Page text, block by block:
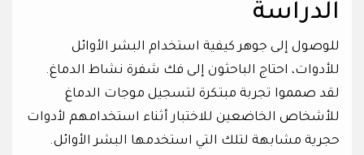
الدراسة
للوصول إلى جوهر كيفية استخدام البشر الأوائل
للأدوات، احتاج الباحثون إلى فك شفرة نشاط الدماغ.
لقد صمموا تجربة مبتكرة لتسجيل موجات الدماغ
للأشخاص الخاضعين للاختبار أثناء استخدامهم لأدوات
حجرية مشابهة لتلك التي استخدمها البشر الأوائل.